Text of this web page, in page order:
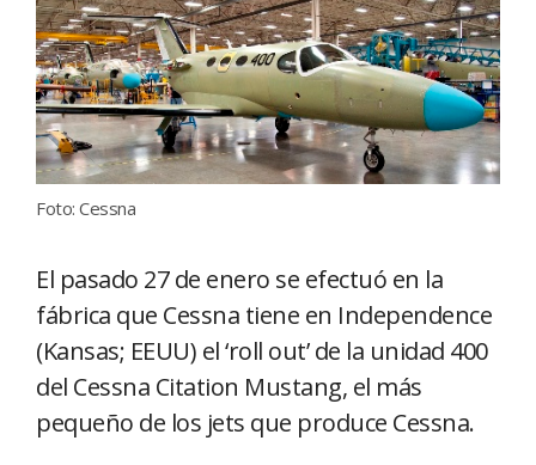
Foto: Cessna
El pasado 27 de enero se efectuó en la
fábrica que Cessna tiene en Independence
(Kansas; EEUU) el ‘roll out’ de la unidad 400
del Cessna Citation Mustang, el más
pequeño de los jets que produce Cessna.